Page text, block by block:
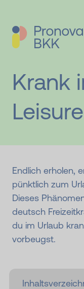
Krank
Endlich erholen,
pünktlich zum
Dieses
deutsch
du im Urlaub
vorbeugst.